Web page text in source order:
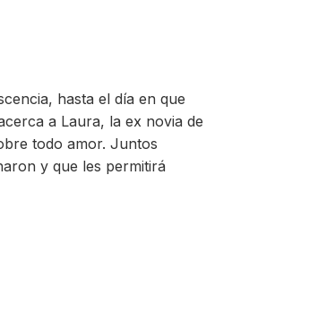
hasta el día en que
a Laura, la ex novia de
todo amor. Juntos
y que les permitirá